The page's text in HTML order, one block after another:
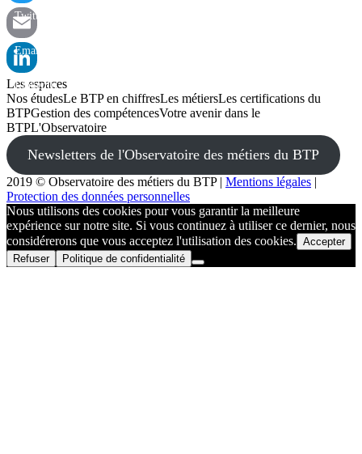
Twitter
Email
LinkedIn
Les espaces
Nos étudesLe BTP en chiffresLes métiersLes certifications du
BTPGestion des compétencesVotre avenir dans le
BTPL'Observatoire
Newsletters de l'Observatoire des métiers du BTP
2019 © Observatoire des métiers du BTP | Mentions légales |
Protection des données personnelles
Nous utilisons des cookies pour vous garantir la meilleure
expérience sur notre site. Si vous continuez à utiliser ce dernier, nous
considérerons que vous acceptez l'utilisation des cookies. Accepter
Refuser
Politique de confidentialité